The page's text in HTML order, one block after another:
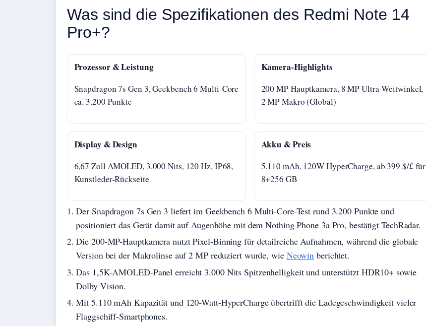
Was sind die Spezifikationen des Redmi Note 14
Pro+?
Prozessor & Leistung
Snapdragon 7s Gen 3, Geekbench 6 Multi-Core
ca. 3.200 Punkte
Kamera-Highlights
200 MP Hauptkamera, 8 MP Ultra-Weitwinkel,
2 MP Makro (Global)
Display & Design
6,67 Zoll AMOLED, 3.000 Nits, 120 Hz, IP68,
Kunstleder-Rückseite
Akku & Preis
5.110 mAh, 120W HyperCharge, ab 399 $/£ für
8+256 GB
Der Snapdragon 7s Gen 3 liefert im Geekbench 6 Multi-Core-Test rund 3.200 Punkte und
positioniert das Gerät damit auf Augenhöhe mit dem Nothing Phone 3a Pro, bestätigt TechRadar.
Die 200-MP-Hauptkamera nutzt Pixel-Binning für detailreiche Aufnahmen, während die globale
Version bei der Makrolinse auf 2 MP reduziert wurde, wie Neowin berichtet.
Das 1,5K-AMOLED-Panel erreicht 3.000 Nits Spitzenhelligkeit und unterstützt HDR10+ sowie
Dolby Vision.
Mit 5.110 mAh Kapazität und 120-Watt-HyperCharge übertrifft die Ladegeschwindigkeit vieler
Flaggschiff-Smartphones.